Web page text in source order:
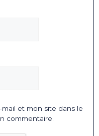
et mon site dans le
commentaire.